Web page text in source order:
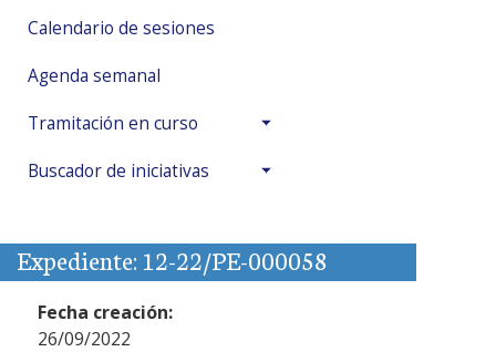
Calendario de sesiones
Agenda semanal
Tramitación en curso
Buscador de iniciativas
Expediente: 12-22/PE-000058
Fecha creación:
26/09/2022